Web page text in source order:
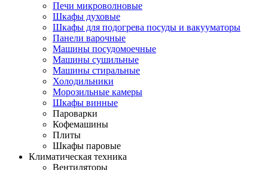
Печи микроволновые
Шкафы духовые
Шкафы для подогрева посуды и вакууматоры
Панели варочные
Машины посудомоечные
Машины сушильные
Машины стиральные
Холодильники
Морозильные камеры
Шкафы винные
Пароварки
Кофемашины
Плиты
Шкафы паровые
Климатическая техника
Вентиляторы